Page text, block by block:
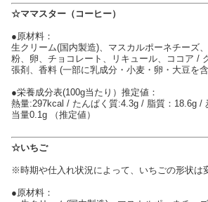
☆ママスター（コーヒー）
●原材料：
生クリーム(国内製造)、マスカルポーネチーズ
粉、卵、チョコレート、リキュール、ココア /
張剤、香料 (一部に乳成分・小麦・卵・大豆を
●栄養成分表(100g当たり）推定値：
熱量:297kcal / たんぱく質:4.3g / 脂質：18.6g /
当量0.1g （推定値）
☆いちご
※時期や仕入れ状況によって、いちごの形状は
●原材料：